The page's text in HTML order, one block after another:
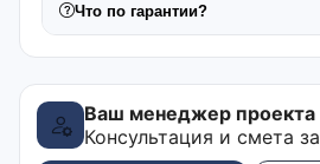
Что по гарантии?
Ваш менеджер проекта
Консультация и смета